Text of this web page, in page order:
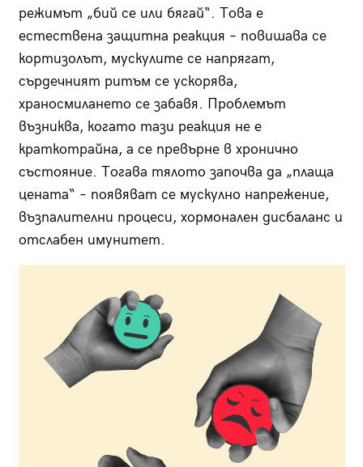
режимът „бий се или бягай“. Това е
естествена защитна реакция – повишава се
кортизолът, мускулите се напрягат,
сърдечният ритъм се ускорява,
храносмилането се забавя. Проблемът
възниква, когато тази реакция не е
краткотрайна, а се превърне в хронично
състояние. Тогава тялото започва да „плаща
цената“ – появяват се мускулно напрежение,
възпалителни процеси, хормонален дисбаланс и
отслабен имунитет.